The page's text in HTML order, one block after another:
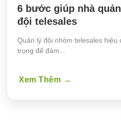
6 bước giúp nhà
đội telesales
Quản lý đội nhóm telesales hiệu
trọng để đảm...
Xem Thêm →